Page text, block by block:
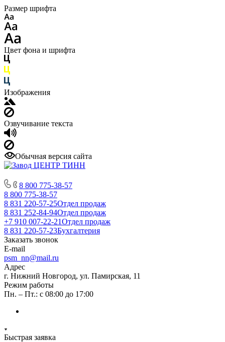
Размер шрифта
Цвет фона и шрифта
Изображения
Озвучивание текста
Обычная версия сайта
8 800 775-38-57
8 800 775-38-57
8 831 220-57-25Отдел продаж
8 831 252-84-94Отдел продаж
+7 910 007-22-21Отдел продаж
8 831 220-57-23Бухгалтерия
Заказать звонок
E-mail
psm_nn@mail.ru
Адрес
г. Нижний Новгород, ул. Памирская, 11
Режим работы
Пн. – Пт.: с 08:00 до 17:00
Быстрая заявка